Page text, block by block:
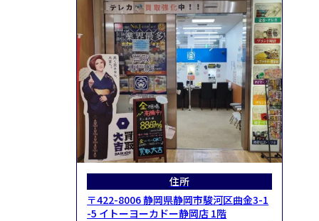
住所
〒422-8006 静岡県静岡市駿河区曲金3-1
-5 イトーヨーカドー静岡店 1階